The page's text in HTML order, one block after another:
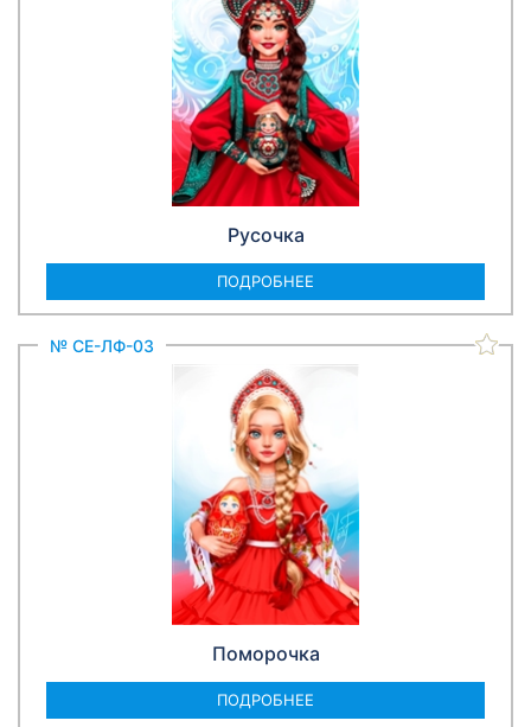
Русочка
ПОДРОБНЕЕ
№ СЕ-ЛФ-03
Поморочка
ПОДРОБНЕЕ